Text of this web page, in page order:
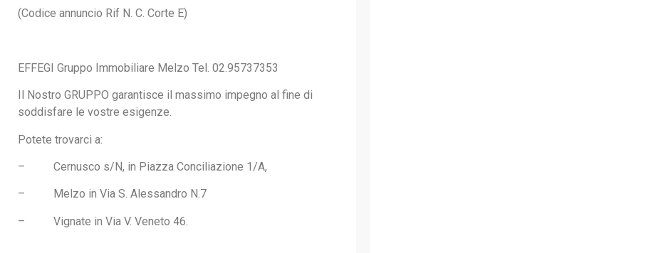
(Codice annuncio Rif N. C. Corte E)
EFFEGI Gruppo Immobiliare Melzo Tel. 02.95737353
Il Nostro GRUPPO garantisce il massimo impegno al fine di
soddisfare le vostre esigenze.
Potete trovarci a:
– Cernusco s/N, in Piazza Conciliazione 1/A,
– Melzo in Via S. Alessandro N.7
– Vignate in Via V. Veneto 46.